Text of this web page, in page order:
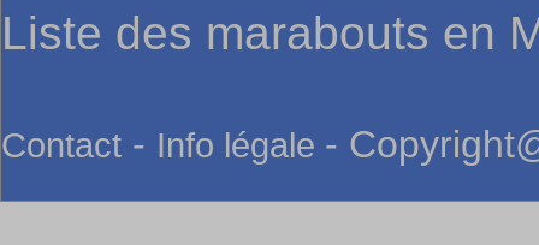
Liste des marabouts en
Contact - Info légale -